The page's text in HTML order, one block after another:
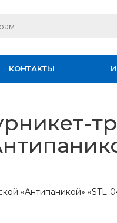
КОНТАКТЫ
«Антипаникой» «STL-